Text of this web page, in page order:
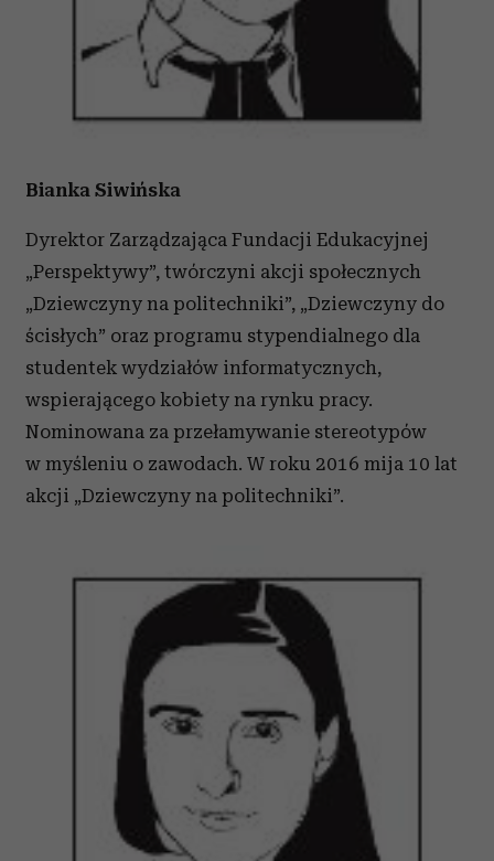
Bianka Siwińska
Dyrektor Zarządzająca Fundacji Edukacyjnej
„Perspektywy”, twórczyni akcji społecznych
„Dziewczyny na politechniki”, „Dziewczyny do
ścisłych” oraz programu stypendialnego dla
studentek wydziałów informatycznych,
wspierającego kobiety na rynku pracy.
Nominowana za przełamywanie stereotypów
w myśleniu o zawodach. W roku 2016 mija 10 lat
akcji „Dziewczyny na politechniki”.